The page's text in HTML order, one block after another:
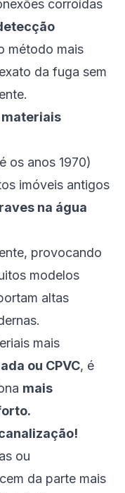
corroídas
método mais
da fuga sem
materiais
os anos 1970)
imóveis antigos
na água
provocando
modelos
altas
mais
ou CPVC, é
mais
ou
da parte mais